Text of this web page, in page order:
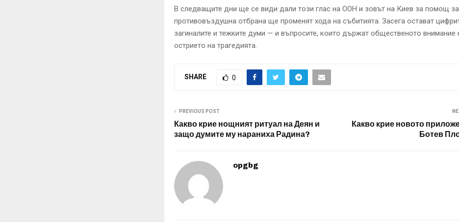
В следващите дни ще се види дали този глас на ООН и зовът на Киев за помощ за
противовъздушна отбрана ще променят хода на събитията. Засега остават
загиналите и тежките думи — и въпросите, които държат общественото внимание
острието на трагедията.
SHARE 0
PREVIOUS POST
Какво крие нощният ритуал на Деян и
защо думите му нараниха Радина?
Какво крие новото
Ботев
opgbg